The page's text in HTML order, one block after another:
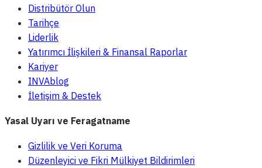
Distribütör Olun
Tarihçe
Liderlik
Yatırımcı İlişkileri & Finansal Raporlar
Kariyer
INVAblog
İletişim & Destek
Yasal Uyarı ve Feragatname
Gizlilik ve Veri Koruma
Düzenleyici ve Fikri Mülkiyet Bildirimleri